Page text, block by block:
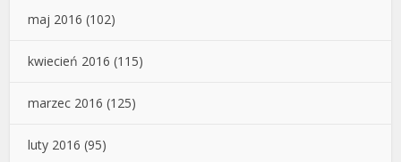
maj 2016 (102)
kwiecień 2016 (115)
marzec 2016 (125)
luty 2016 (95)